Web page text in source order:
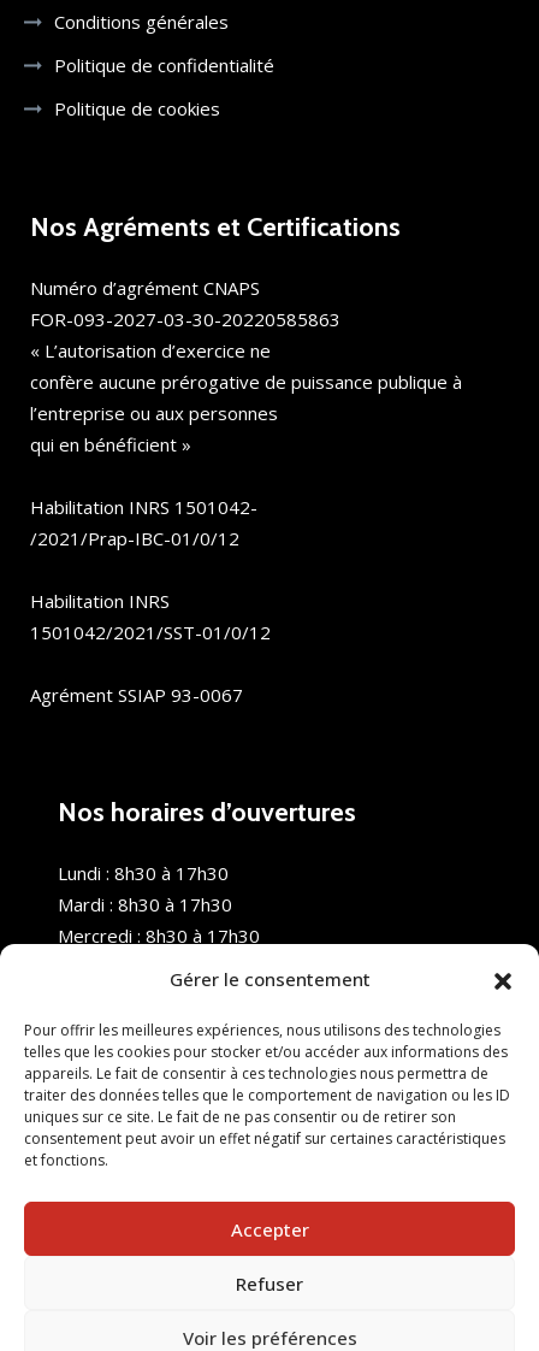
Gérer le consentement
Pour offrir les meilleures expériences, nous utilisons des technologies
telles que les cookies pour stocker et/ou accéder aux informations des
appareils. Le fait de consentir à ces technologies nous permettra de
traiter des données telles que le comportement de navigation ou les ID
uniques sur ce site. Le fait de ne pas consentir ou de retirer son
consentement peut avoir un effet négatif sur certaines caractéristiques
et fonctions.
Accepter
Refuser
Voir les préférences
Conditions générales
Politique de confidentialité
Politique de cookies
Nos Agréments et Certifications
Numéro d’agrément CNAPS
FOR-093-2027-03-30-20220585863
« L’autorisation d’exercice ne
confère aucune prérogative de puissance publique à
l’entreprise ou aux personnes
qui en bénéficient »
Habilitation INRS 1501042-
/2021/Prap-IBC-01/0/12
Habilitation INRS
1501042/2021/SST-01/0/12
Agrément SSIAP 93-0067
Nos horaires d’ouvertures
Lundi : 8h30 à 17h30
Mardi : 8h30 à 17h30
Mercredi : 8h30 à 17h30
Samedi : Fermé
Dimanche : Fermé
© 2025 Nouvel R Formation - TOUS DROITS RÉSERVÉS -
SITE RÉALISÉ PAR :INGÉNIERIE TECH